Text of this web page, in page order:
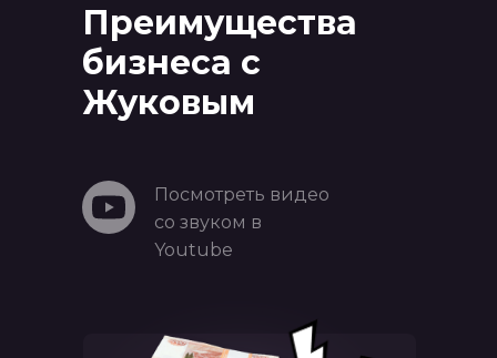
Преимущества
бизнеса с
Жуковым
Посмотреть видео
со звуком в
Youtube